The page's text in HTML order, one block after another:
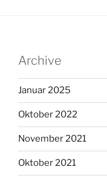
Archive
Januar 2025
Oktober 2022
November 2021
Oktober 2021